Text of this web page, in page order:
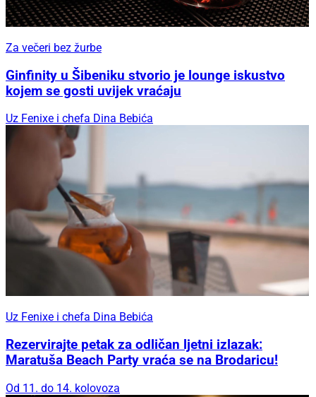
Za večeri bez žurbe
Ginfinity u Šibeniku stvorio je lounge iskustvo
kojem se gosti uvijek vraćaju
Uz Fenixe i chefa Dina Bebića
Uz Fenixe i chefa Dina Bebića
Rezervirajte petak za odličan ljetni izlazak:
Maratuša Beach Party vraća se na Brodaricu!
Od 11. do 14. kolovoza